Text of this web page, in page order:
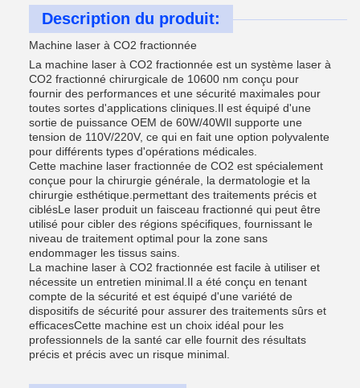
Description du produit:
Machine laser à CO2 fractionnée
La machine laser à CO2 fractionnée est un système laser à
CO2 fractionné chirurgicale de 10600 nm conçu pour
fournir des performances et une sécurité maximales pour
toutes sortes d'applications cliniques.Il est équipé d'une
sortie de puissance OEM de 60W/40WIl supporte une
tension de 110V/220V, ce qui en fait une option polyvalente
pour différents types d'opérations médicales.
Cette machine laser fractionnée de CO2 est spécialement
conçue pour la chirurgie générale, la dermatologie et la
chirurgie esthétique.permettant des traitements précis et
ciblésLe laser produit un faisceau fractionné qui peut être
utilisé pour cibler des régions spécifiques, fournissant le
niveau de traitement optimal pour la zone sans
endommager les tissus sains.
La machine laser à CO2 fractionnée est facile à utiliser et
nécessite un entretien minimal.Il a été conçu en tenant
compte de la sécurité et est équipé d'une variété de
dispositifs de sécurité pour assurer des traitements sûrs et
efficacesCette machine est un choix idéal pour les
professionnels de la santé car elle fournit des résultats
précis et précis avec un risque minimal.